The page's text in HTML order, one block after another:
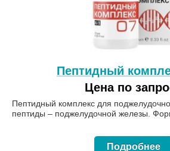
Пептидный
Цена по
Пептидный комплекс для
пептиды – поджелудочной железы.
Подробнее